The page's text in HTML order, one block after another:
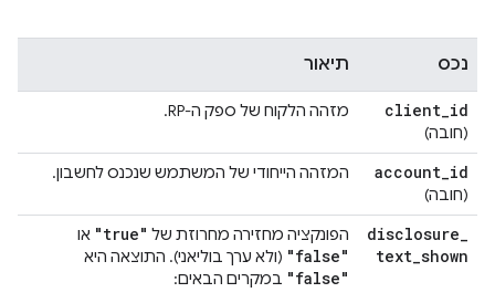
נכס תיאור
client_id
(חובה)
מזהה הלקוח של ספק ה-RP.
account_id
(חובה)
המזהה הייחודי של המשתמש שנכנס לחשבון.
disclosure_
text_shown
הפונקציה מחזירה מחרוזת של "true" או
"false" (ולא ערך בוליאני). התוצאה היא
"false" במקרים הבאים: